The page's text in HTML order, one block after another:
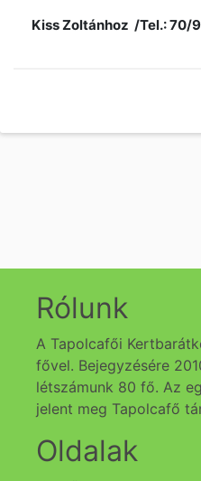
Kiss Zoltánhoz /Tel.: 70/
Rólunk
A Tapolcafői
fővel. Bejegyzésére
létszámunk 80 fő. Az
jelent meg Tapolcafő
Oldalak